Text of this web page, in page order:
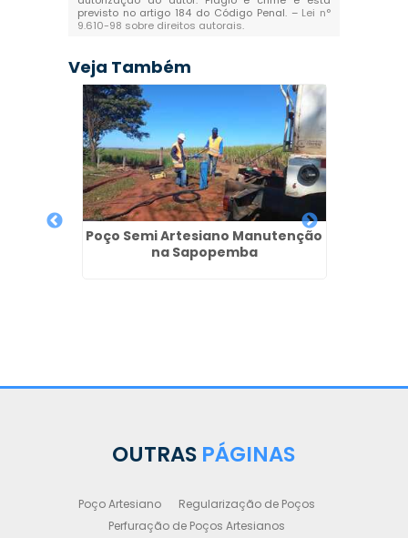
previsto no artigo 184 do Código Penal. – Lei n°
9.610-98 sobre direitos autorais.
Veja Também
Poço Semi Artesiano Manutenção
na Sapopemba
OUTRAS PÁGINAS
Poço Artesiano
Regularização de Poços
Perfuração de Poços Artesianos